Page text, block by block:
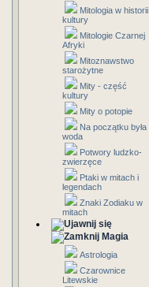
Mitologia w historii
kultury
Mitologie Czarnej
Afryki
Mitoznawstwo
starożytne
Mity - część
kultury
Mity o potopie
Na początku była
woda
Potwory ludzko-
zwierzęce
Ptaki w mitach i
legendach
Znaki Zodiaku w
mitach
Magia
Astrologia
Czarownice
Litewskie